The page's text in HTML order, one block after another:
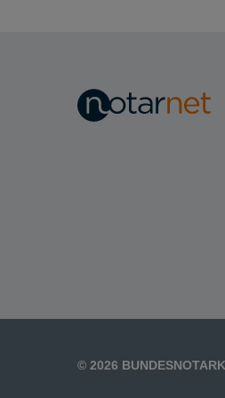
formell
© 2026